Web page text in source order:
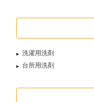
洗濯用洗剤
台所用洗剤